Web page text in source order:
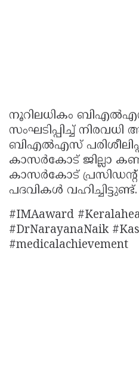
നൂറിലധികം
സംഘടിപ്പിച്ച്
ബിഎൽഎസ്
കാസർകോട് ജില്ലാ
കാസർകോട് പ്രസിഡന്റ്
പദവികൾ വഹിച്ചിട്ടുണ്ട്.
#IMAaward
#DrNarayanaNaik
#medicalachievement